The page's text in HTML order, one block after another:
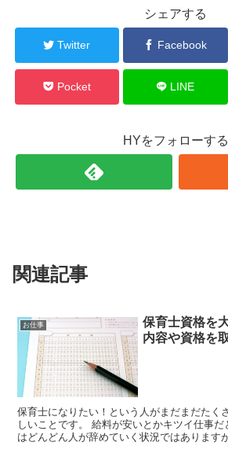
シェアする
Twitter Facebook
Pocket LINE
HYをフォローする
関連記事
お仕事
保育士資格を
内容や資格を
保育士になりたい！という人がまだまだたく
しいことです。 給料が安いとかキツイ仕事だとか言われえて現場で
はどんどん人が辞めていく状況ではあります